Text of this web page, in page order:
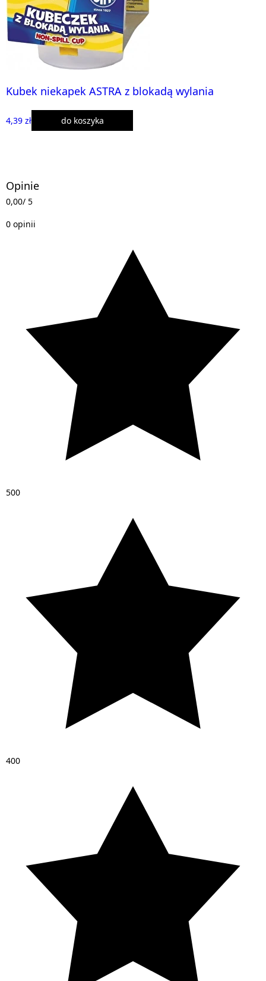
Kubek niekapek ASTRA z blokadą wylania
4,39 zł do koszyka
Opinie
0,00/ 5
0 opinii
500
400